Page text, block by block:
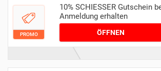
PROMO
10% SCHIESSER Gutschein
Anmeldung erhalten
ÖFFNEN